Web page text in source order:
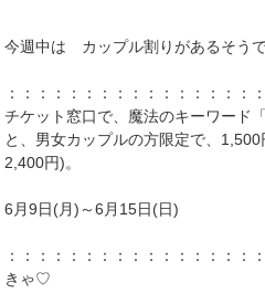
今週中は カップル割りがあるそう
：：：：：：：：：：：：：：：：
チケット窓口で、魔法のキーワード
と、男女カップルの方限定で、
2,400円)。
6月9日(月)～6月15日(日)
：：：：：：：：：：：：：：：：
きゃ♡